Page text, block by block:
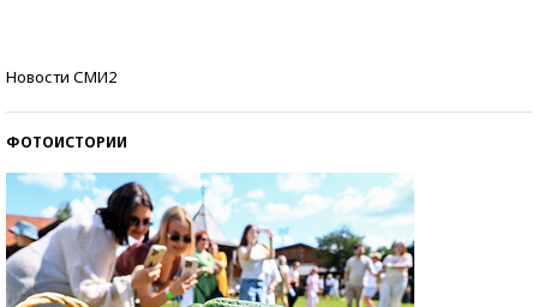
Новости СМИ2
ФОТОИСТОРИИ